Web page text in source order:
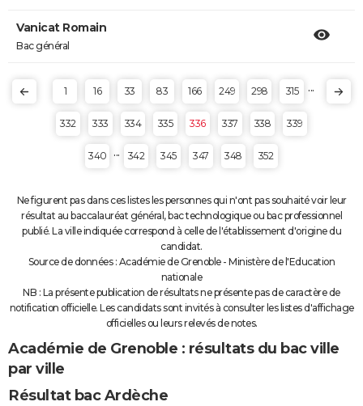
Vanicat Romain
Bac général
1 16 33 83 166 249 298 315 ...
332 333 334 335 336 337 338 339
340 ... 342 345 347 348 352
Ne figurent pas dans ces listes les personnes qui n'ont pas souhaité voir leur
résultat au baccalauréat général, bac technologique ou bac professionnel
publié. La ville indiquée correspond à celle de l'établissement d'origine du
candidat.
Source de données : Académie de Grenoble - Ministère de l'Education
nationale
NB : La présente publication de résultats ne présente pas de caractère de
notification officielle. Les candidats sont invités à consulter les listes d'affichage
officielles ou leurs relevés de notes.
Académie de Grenoble : résultats du bac ville
par ville
Résultat bac Ardèche